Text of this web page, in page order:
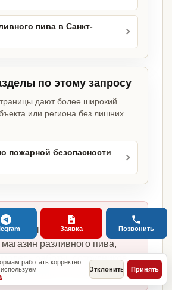
пива в Санкт-
по этому запросу
дают более широкий
или региона без лишних
пожарной безопасности
а собираем
разливного пива,
модель работы, сотрудников,
по России.
работать корректно.
Отклонить Принять
Заявка Позвонить